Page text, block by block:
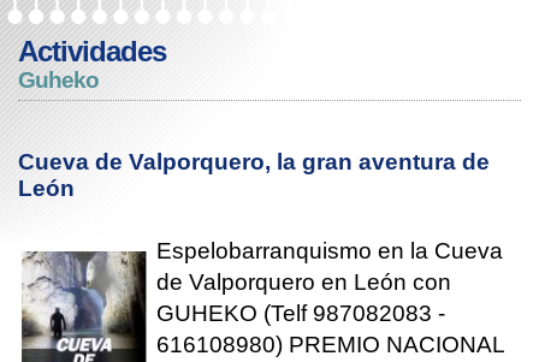
Actividades
Guheko
Cueva de Valporquero, la gran aventura de
León
Espelobarranquismo en la Cueva
de Valporquero en León con
GUHEKO (Telf 987082083 -
616108980) PREMIO NACIONAL